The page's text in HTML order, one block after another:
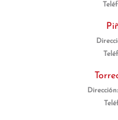
Dirección: